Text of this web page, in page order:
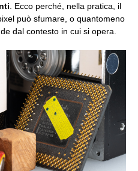
. Ecco perché, nella pratica, il
può sfumare, o quantomeno
dal contesto in cui si opera.